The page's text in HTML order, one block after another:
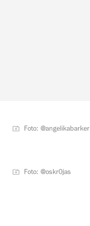
Foto: @angelikabarker
Foto: @oskr0jas